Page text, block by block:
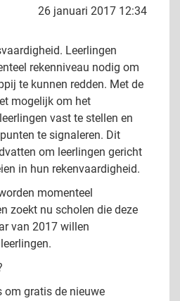
26 januari 2017 12:34
Leerlingen
rekenniveau nodig om
te kunnen redden. Met de
mogelijk om het
vast te stellen en
te signaleren. Dit
om leerlingen gericht
in hun rekenvaardigheid.
momenteel
zoekt nu scholen die deze
van 2017 willen
om gratis de nieuwe